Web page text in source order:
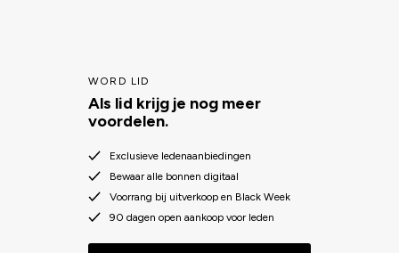
WORD LID
Als lid krijg je nog meer
voordelen.
Exclusieve ledenaanbiedingen
Bewaar alle bonnen digitaal
Voorrang bij uitverkoop en Black Week
90 dagen open aankoop voor leden